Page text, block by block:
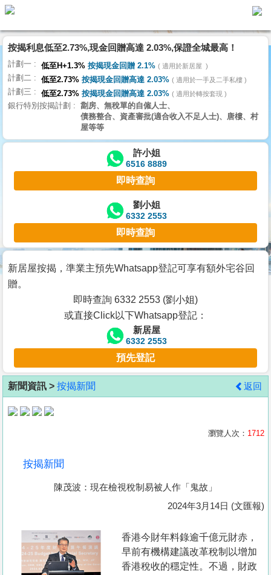
代
理
主
頁
搵
樓/
交
業
主
宅
谷
按
客
地
產
按揭利息低至2.73%,現金回贈高達 2.03%,保證全城最高！
計劃一 低至H+1.3% 按揭現金回贈 2.1% 適用於新居屋
計劃二 低至2.73% 按揭現金回贈高達 2.03% 適用於一手及二手私樓
計劃三 低至2.73% 按揭現金回贈高達 2.03% 適用於轉按套現
銀行特別按揭計劃
劏房、無稅單的自僱人士、
債務整合、資產審批(適合收入不足人士)、唐樓、村
屋等等
許小姐
6516 8889
即時查詢
劉小姐
6332 2553
即時查詢
新居屋按揭，準業主預先Whatsapp登記可享有額外宅谷回
贈。
即時查詢 6332 2553 (劉小姐)
或直接Click以下Whatsapp登記：
新居屋
6332 2553
預先登記
新聞資訊 > 按揭新聞 返回
瀏覽人次： 1712
按揭新聞
陳茂波：現在檢視稅制易被人作「鬼故」
2024年3月14日 (文匯報)
香港今財年料錄逾千億元財赤，
早前有機構建議改革稅制以增加
香港稅收的穩定性。不過，財政